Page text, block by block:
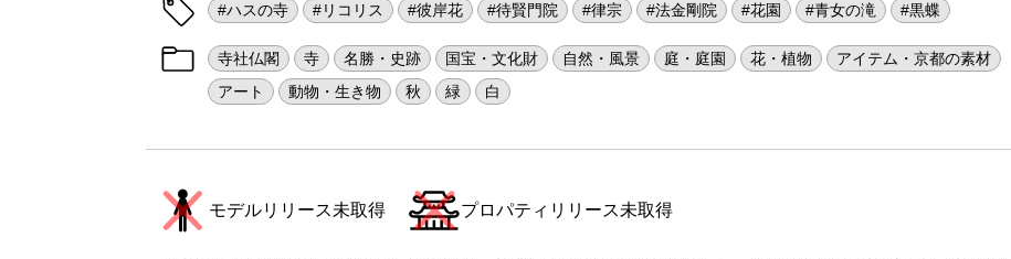
#ハスの寺 #リコリス #彼岸花 #待賢門院 #律宗 #法金剛院 #花園 #青女の滝 #黒蝶
寺社仏閣 寺 名勝・史跡 国宝・文化財 自然・風景 庭・庭園 花・植物
アイテム・京都の素材
アート
動物・生き物 秋 緑 白
モデルリリース未取得 プロパティリリース未取得